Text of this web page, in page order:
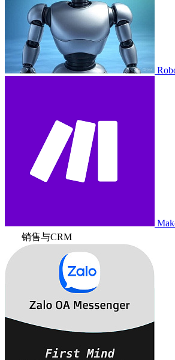
销售与CRM